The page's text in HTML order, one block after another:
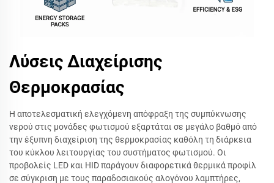
Λύσεις Διαχείρισης
Θερμοκρασίας
Η αποτελεσματική ελεγχόμενη απόφραξη της συμπύκνωσης
νερού στις μονάδες φωτισμού εξαρτάται σε μεγάλο βαθμό από
την έξυπνη διαχείριση της θερμοκρασίας καθόλη τη διάρκεια
του κύκλου λειτουργίας του συστήματος φωτισμού. Οι
προβολείς LED και HID παράγουν διαφορετικά θερμικά προφίλ
σε σύγκριση με τους παραδοσιακούς αλογόνου λαμπτήρες,